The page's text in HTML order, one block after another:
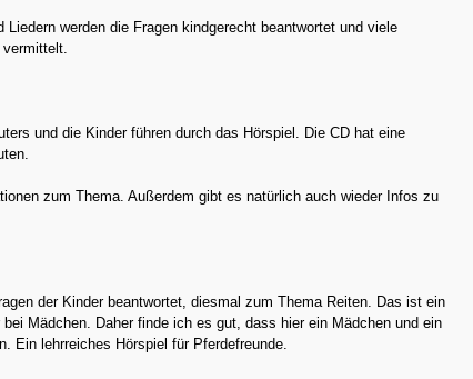
Liedern werden die Fragen kindgerecht beantwortet und viele
und die Kinder führen durch das Hörspiel. Die CD hat eine
zum Thema. Außerdem gibt es natürlich auch wieder Infos zu
der Kinder beantwortet, diesmal zum Thema Reiten. Das ist ein
Mädchen. Daher finde ich es gut, dass hier ein Mädchen und ein
Ein lehrreiches Hörspiel für Pferdefreunde.